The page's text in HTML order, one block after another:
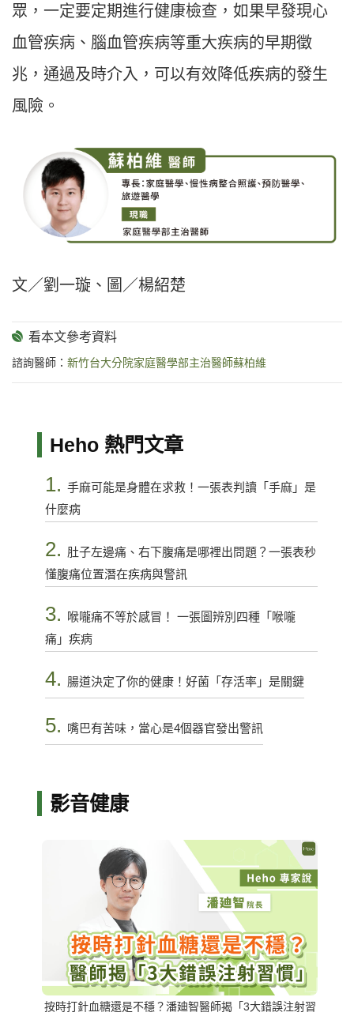
眾，一定要定期進行健康檢查，如果早發現心
血管疾病、腦血管疾病等重大疾病的早期徵
兆，通過及時介入，可以有效降低疾病的發生
風險。
文／劉一璇、圖／楊紹楚
諮詢醫師： 新竹台大分院家庭醫學部主治醫師蘇柏維
Heho 熱門文章
1. 手麻可能是身體在求救！一張表判讀「手麻」是
什麼病
2. 肚子左邊痛、右下腹痛是哪裡出問題？一張表秒
懂腹痛位置潛在疾病與警訊
3.
喉嚨痛不等於感冒！ 一張圖辨別四種「喉嚨
痛」疾病
4. 腸道決定了你的健康！好菌「存活率」是關鍵
5. 嘴巴有苦味，當心是4個器官發出警訊
影音健康
按時打針血糖還是不穩？潘廸智醫師揭「3大錯誤注射習